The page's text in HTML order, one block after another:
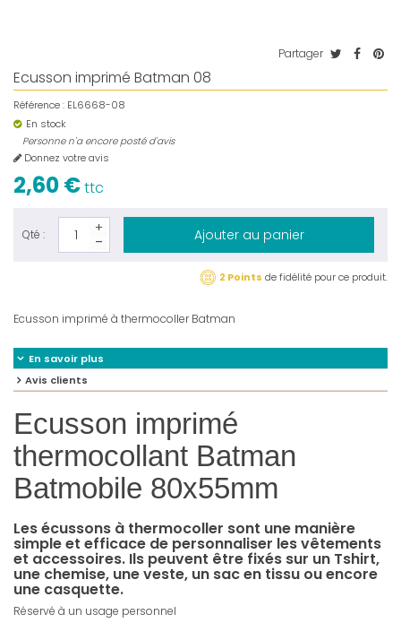
Partager
Ecusson imprimé Batman 08
Référence : EL6668-08
En stock
Personne n'a encore posté d'avis
Donnez votre avis
2,60 €ttc
Qté : Ajouter au panier
2 Points de fidélité pour ce produit.
Ecusson imprimé à thermocoller Batman
En savoir plus
Avis clients
Ecusson imprimé
thermocollant Batman
Batmobile 80x55mm
Les écussons à thermocoller sont une manière
simple et efficace de personnaliser les vêtements
et accessoires. Ils peuvent être fixés sur un Tshirt,
une chemise, une veste, un sac en tissu ou encore
une casquette.
Réservé à un usage personnel